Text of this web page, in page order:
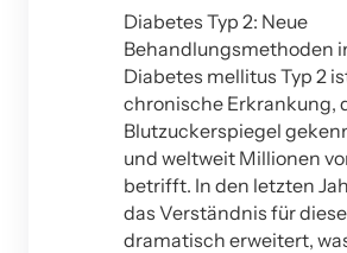
Diabetes Typ 2: Neue
Behandlungsmethoden
Diabetes mellitus Typ 2
chronische Erkrankung,
Blutzuckerspiegel
und weltweit Millionen
betrifft. In den letzten
das Verständnis für
dramatisch erweitert,